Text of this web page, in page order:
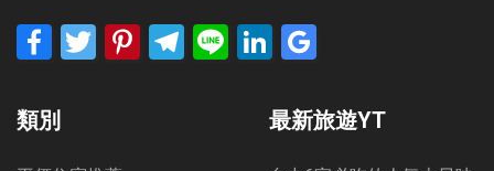
FacebookTwitter PinterestTelegram
Line LinkedIn
類別 最新旅遊YT